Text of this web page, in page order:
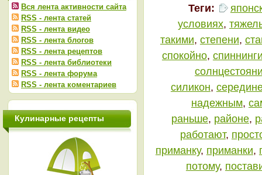
Теги:
условиях,
такими, степени,
спокойно,
силикон,
надежным,
раньше, районе,
работают,
приманку, приманки,
потому,
Вся лента активности сайта
RSS - лента статей
RSS - лента видео
RSS - лента блогов
RSS - лента рецептов
RSS - лента библиотеки
RSS - лента форума
RSS - лента коментариев
Кулинарные рецепты